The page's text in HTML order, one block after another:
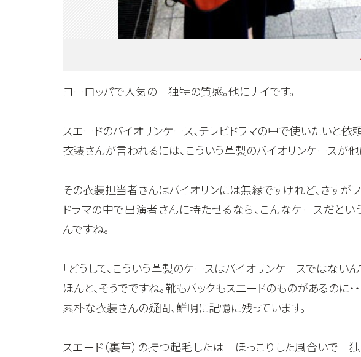
ヨーロッパで人気の 独特の質感。他にナイです。
スエードのバイオリンケース、テレビドラマの中で使いたいと依
衣装さんが言われるには、こういう革製のバイオリンケースが他
その衣装担当者さんはバイオリンには無縁ですけれど、さすがフ
ドラマの中で出演者さんに持たせるなら、こんなケースだと
んですね。
「どうして、こういう革製のケースはバイオリンケースではないん
ほんと、そうでですね。靴もバックもスエードのものがあるのに・・
素朴な衣装さんの疑問、鮮明に記憶に残っています。
スエード（裏革）の持つ起毛したは ほっこりした風合いで